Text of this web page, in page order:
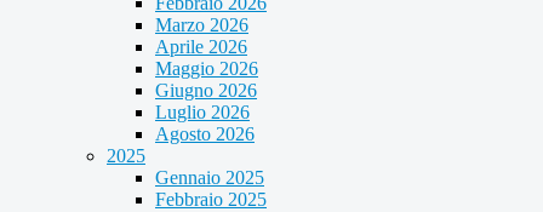
Marzo 2026
Aprile 2026
Maggio 2026
Giugno 2026
Luglio 2026
Agosto 2026
2025
Gennaio 2025
Febbraio 2025